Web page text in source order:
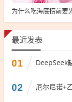
为什么吃海底捞前要
最近发表
01 DeepSeek
02 厄尔尼诺+